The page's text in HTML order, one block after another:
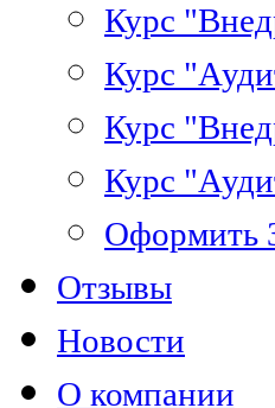
Курс
Курс
Курс
Курс
Оформить
Отзывы
Новости
О компании